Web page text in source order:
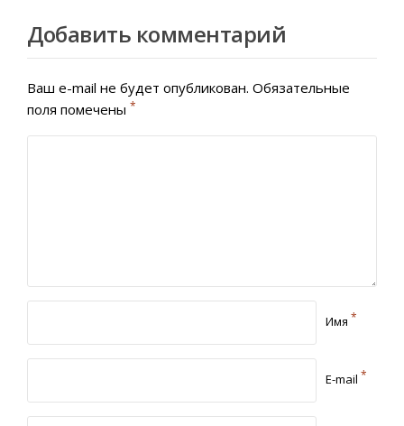
Добавить комментарий
Ваш e-mail не будет опубликован. Обязательные
поля помечены *
Имя *
E-mail *